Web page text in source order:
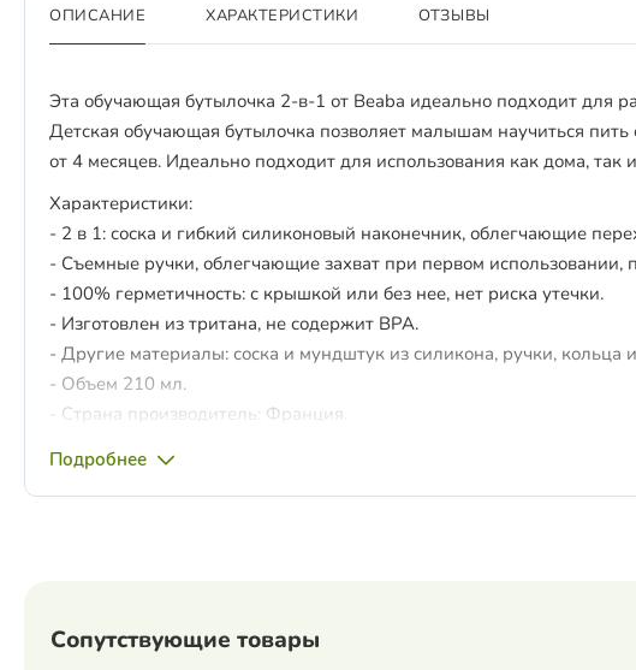
ОПИСАНИЕ ХАРАКТЕРИСТИКИ ОТЗЫВЫ
Эта обучающая бутылочка 2-в-1 от Beaba идеально подходит для
Детская обучающая бутылочка позволяет малышам научиться пить
от 4 месяцев. Идеально подходит для использования как дома, так
Характеристики:
- 2 в 1: соска и гибкий силиконовый наконечник, облегчающие
- Съемные ручки, облегчающие захват при первом использовании,
- 100% герметичность: с крышкой или без нее, нет риска утечки.
- Изготовлен из тритана, не содержит BPA.
- Другие материалы: соска и мундштук из силикона, ручки,
- Объем 210 мл.
- Страна производитель: Франция.
Подробнее
Сопутствующие товары